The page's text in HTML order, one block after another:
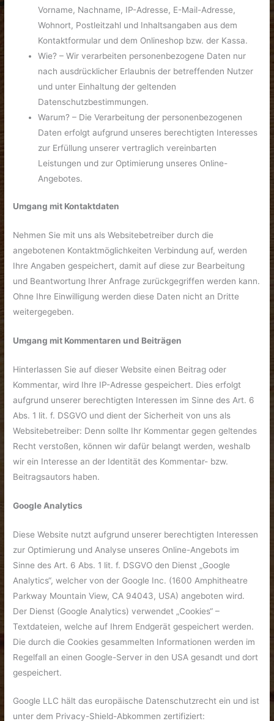
Vorname, Nachname, IP-Adresse, E-Mail-Adresse,
Wohnort, Postleitzahl und Inhaltsangaben aus dem
Kontaktformular und dem Onlineshop bzw. der Kassa.
Wie? – Wir verarbeiten personenbezogene Daten nur
nach ausdrücklicher Erlaubnis der betreffenden Nutzer
und unter Einhaltung der geltenden
Datenschutzbestimmungen.
Warum? – Die Verarbeitung der personenbezogenen
Daten erfolgt aufgrund unseres berechtigten Interesses
zur Erfüllung unserer vertraglich vereinbarten
Leistungen und zur Optimierung unseres Online-
Angebotes.
Umgang mit Kontaktdaten
Nehmen Sie mit uns als Websitebetreiber durch die
angebotenen Kontaktmöglichkeiten Verbindung auf, werden
Ihre Angaben gespeichert, damit auf diese zur Bearbeitung
und Beantwortung Ihrer Anfrage zurückgegriffen werden kann.
Ohne Ihre Einwilligung werden diese Daten nicht an Dritte
weitergegeben.
Umgang mit Kommentaren und Beiträgen
Hinterlassen Sie auf dieser Website einen Beitrag oder
Kommentar, wird Ihre IP-Adresse gespeichert. Dies erfolgt
aufgrund unserer berechtigten Interessen im Sinne des Art. 6
Abs. 1 lit. f. DSGVO und dient der Sicherheit von uns als
Websitebetreiber: Denn sollte Ihr Kommentar gegen geltendes
Recht verstoßen, können wir dafür belangt werden, weshalb
wir ein Interesse an der Identität des Kommentar- bzw.
Beitragsautors haben.
Google Analytics
Diese Website nutzt aufgrund unserer berechtigten Interessen
zur Optimierung und Analyse unseres Online-Angebots im
Sinne des Art. 6 Abs. 1 lit. f. DSGVO den Dienst „Google
Analytics“, welcher von der Google Inc. (1600 Amphitheatre
Parkway Mountain View, CA 94043, USA) angeboten wird.
Der Dienst (Google Analytics) verwendet „Cookies“ –
Textdateien, welche auf Ihrem Endgerät gespeichert werden.
Die durch die Cookies gesammelten Informationen werden im
Regelfall an einen Google-Server in den USA gesandt und dort
gespeichert.
Google LLC hält das europäische Datenschutzrecht ein und ist
unter dem Privacy-Shield-Abkommen zertifiziert: